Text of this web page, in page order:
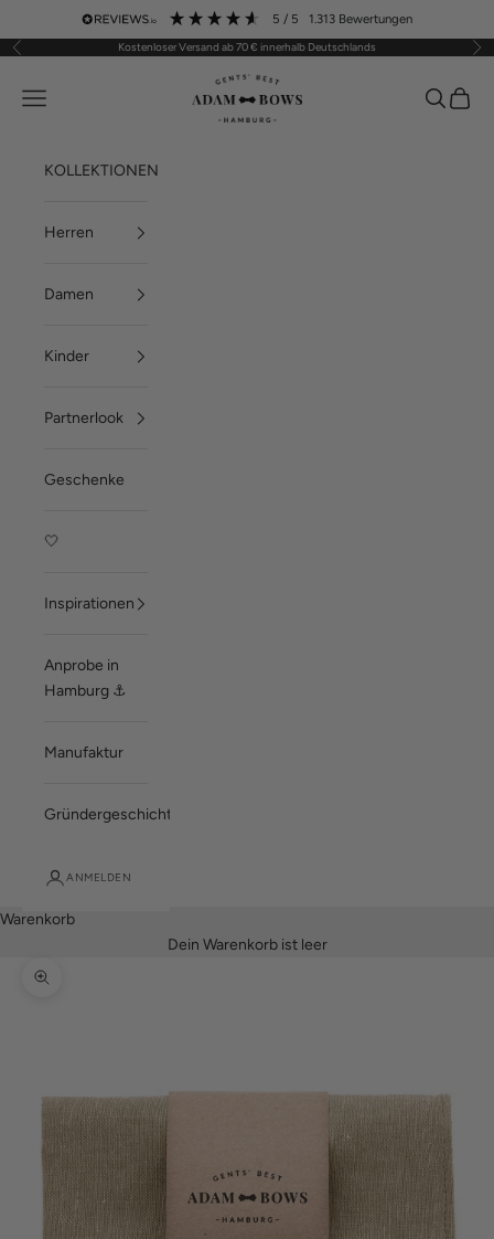
Zum Inhalt springen 5 / 5 1.313 Bewertungen
Zurück Kostenloser Versand ab 70 € innerhalb Deutschlands Vor
ADAM BOWS
Menü Suchen
KOLLEKTIONEN
Herren
Damen
Kinder
Partnerlook
Geschenke
🤍
Inspirationen
Anprobe in
Hamburg ⚓
Manufaktur
Gründergeschichte
ANMELDEN
Warenkorb
Dein Warenkorb ist leer
Bild vergrößern